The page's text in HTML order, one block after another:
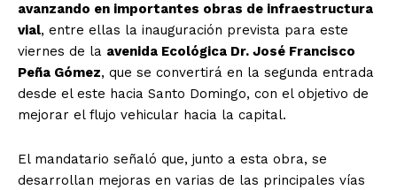
avanzando en importantes obras de infraestructura
vial, entre ellas la inauguración prevista para este
viernes de la avenida Ecológica Dr. José Francisco
Peña Gómez, que se convertirá en la segunda entrada
desde el este hacia Santo Domingo, con el objetivo de
mejorar el flujo vehicular hacia la capital.
El mandatario señaló que, junto a esta obra, se
desarrollan mejoras en varias de las principales vías